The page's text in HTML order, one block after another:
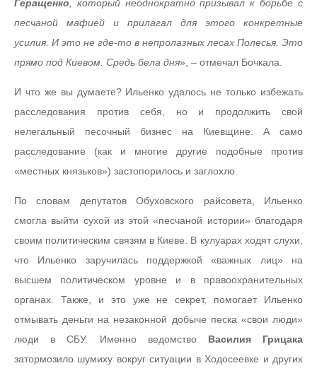
Геращенко , который неоднократно призывал к борьбе с
песчаной мафией и прилагал для этого конкретные
усилия. И это не где-то в непролазных лесах Полесья. Это
прямо под Киевом. Средь бела дня», – отмечал Бочкала.
И что же вы думаете? Ильенко удалось не только избежать
расследования против себя, но и продолжить свой
нелегальный песочный бизнес на Киевщине. А само
расследование (как и многие другие подобные против
«местных князьков») застопорилось и заглохло.
По словам депутатов Обуховского райсовета, Ильенко
смогла выйти сухой из этой «песчаной истории» благодаря
своим политическим связям в Киеве. В кулуарах ходят слухи,
что Ильенко заручилась поддержкой «важных лиц» на
высшем политическом уровне и в правоохранительных
органах. Также, и это уже не секрет, помогает Ильенко
отмывать деньги на незаконной добыче песка «свои люди»
люди в СБУ. Именно ведомство Василия Грицака
затормозило шумиху вокруг ситуации в Ходосеевке и других